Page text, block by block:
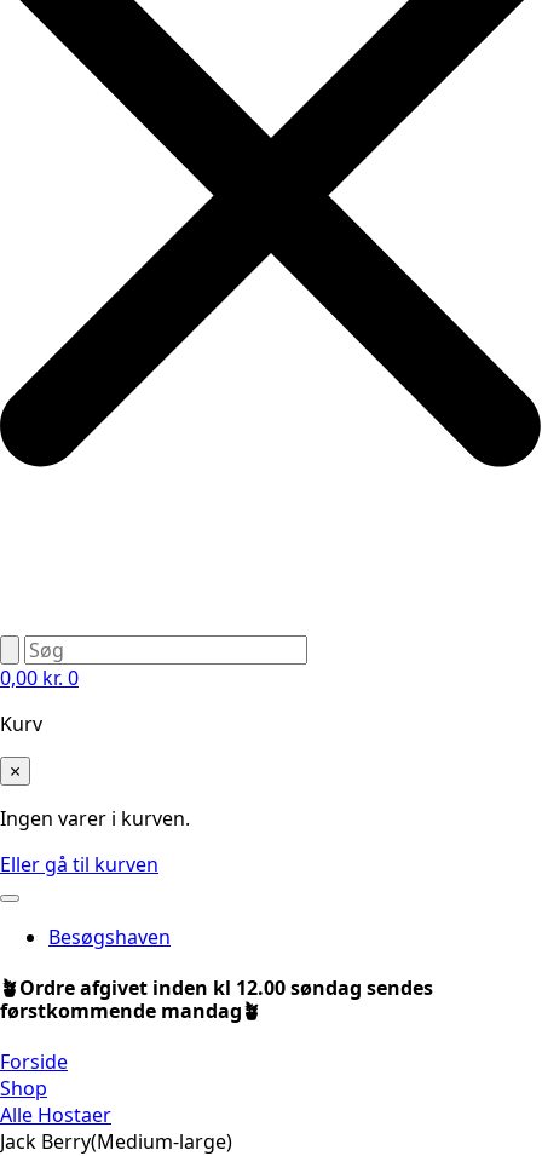
0,00 kr. 0
Kurv
×
Ingen varer i kurven.
Eller gå til kurven
Besøgshaven
🪴Ordre afgivet inden kl 12.00 søndag sendes
førstkommende mandag🪴
Forside
Shop
Alle Hostaer
Jack Berry(Medium-large)